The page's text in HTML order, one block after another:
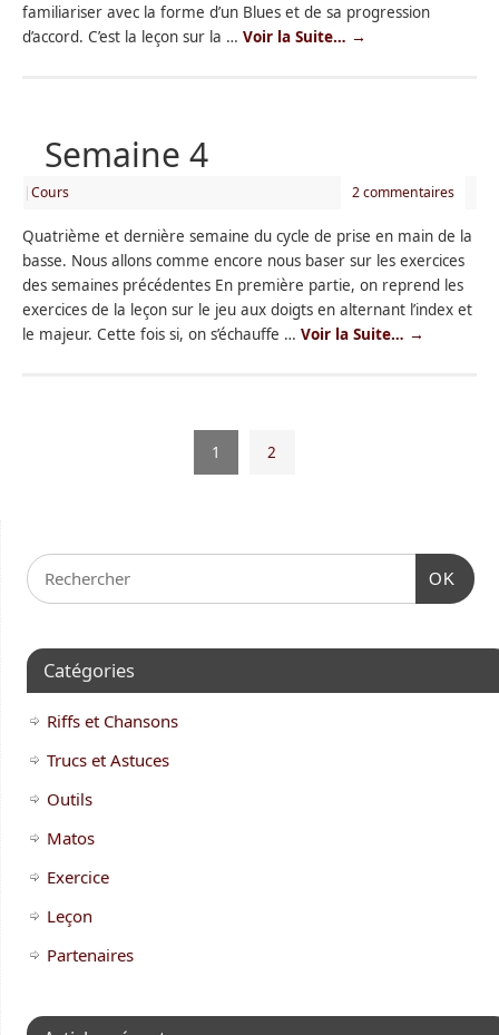
familiariser avec la forme d’un Blues et de sa progression
d’accord. C’est la leçon sur la …Voir la Suite… →
Semaine 4
|Cours 2 commentaires
Quatrième et dernière semaine du cycle de prise en main de la
basse. Nous allons comme encore nous baser sur les exercices
des semaines précédentes En première partie, on reprend les
exercices de la leçon sur le jeu aux doigts en alternant l’index et
le majeur. Cette fois si, on s’échauffe …Voir la Suite… →
1 2
OK
Catégories
Riffs et Chansons
Trucs et Astuces
Outils
Matos
Exercice
Leçon
Partenaires